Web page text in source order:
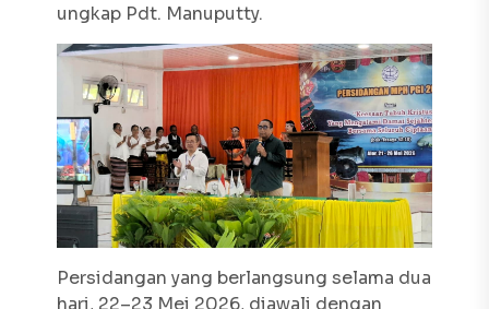
ungkap Pdt. Manuputty.
Persidangan yang berlangsung selama dua
hari, 22–23 Mei 2026, diawali dengan